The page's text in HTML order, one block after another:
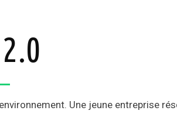
Une jeune entreprise